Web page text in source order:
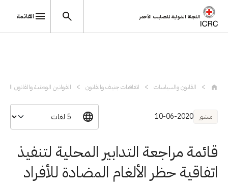
اللجنة الدولية للصليب الأحمر القائمة
القانون والسياسات اتفاقيات جنيف والقانون القوانين الوطنية والقانون
منشور 10-06-2020
قائمة مراجعة التدابير المحلية لتنفيذ
اتفاقية حظر الألغام المضادة للأفراد